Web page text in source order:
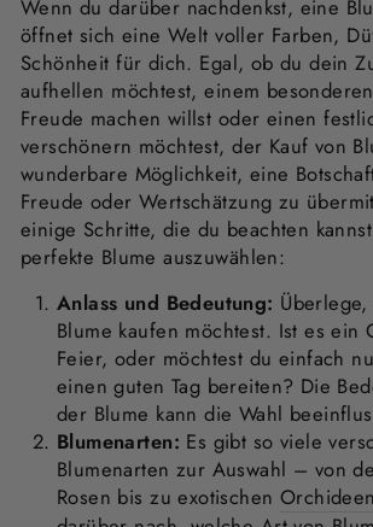
Gudrun Wilke
Wunderschön
6 tolle Pflanzen.
Super verpackt
Schnelle Lieferung
Alles top
Sybille Hedrich
Perfekt
Wenn du darüber nachdenkst, eine
öffnet sich eine Welt voller Farben,
Schönheit für dich. Egal, ob du dein
aufhellen möchtest, einem
Freude machen willst oder einen
verschönern möchtest, der Kauf von
wunderbare Möglichkeit, eine
Freude oder Wertschätzung zu
einige Schritte, die du beachten
perfekte Blume auszuwählen:
Anlass und Bedeutung:
Blume kaufen möchtest. Ist es ein
Feier, oder möchtest du einfach
einen guten Tag bereiten? Die
der Blume kann die Wahl
Blumenarten: Es gibt so viele
Blumenarten zur Auswahl – von
Rosen bis zu exotischen Orchideen